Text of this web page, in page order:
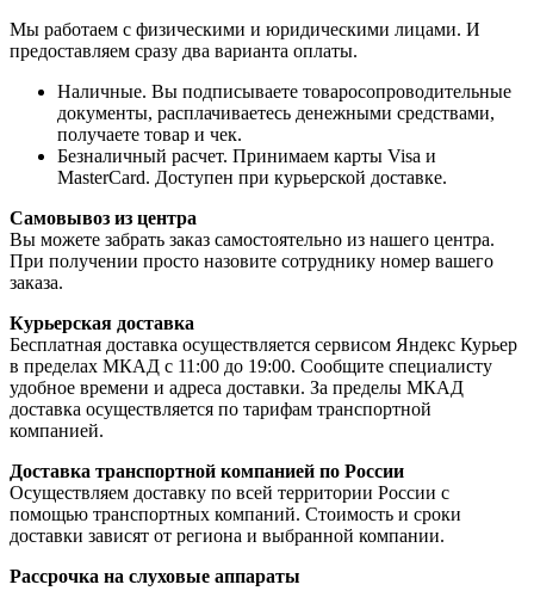
Мы работаем с физическими и юридическими лицами. И
предоставляем сразу два варианта оплаты.
Наличные. Вы подписываете товаросопроводительные
документы, расплачиваетесь денежными средствами,
получаете товар и чек.
Безналичный расчет. Принимаем карты Visa и
MasterCard. Доступен при курьерской доставке.
Самовывоз из центра
Вы можете забрать заказ самостоятельно из нашего центра.
При получении просто назовите сотруднику номер вашего
заказа.
Курьерская доставка
Бесплатная доставка осуществляется сервисом Яндекс Курьер
в пределах МКАД с 11:00 до 19:00. Сообщите специалисту
удобное времени и адреса доставки. За пределы МКАД
доставка осуществляется по тарифам транспортной
компанией.
Доставка транспортной компанией по России
Осуществляем доставку по всей территории России с
помощью транспортных компаний. Стоимость и сроки
доставки зависят от региона и выбранной компании.
Рассрочка на слуховые аппараты